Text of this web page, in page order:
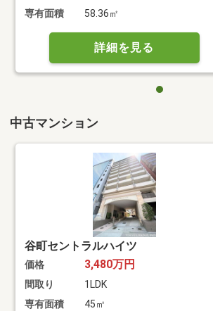
専有面積
58.36㎡
詳細を見る
中古マンション
谷町セントラルハイツ
価格 3,480万円
間取り
1LDK
専有面積
45㎡